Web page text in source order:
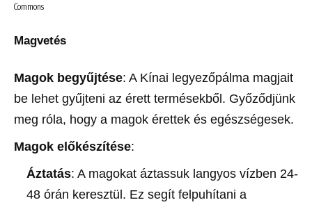
Commons
Magvetés
Magok begyűjtése: A Kínai legyezőpálma magjait
be lehet gyűjteni az érett termésekből. Győződjünk
meg róla, hogy a magok érettek és egészségesek.
Magok előkészítése:
Áztatás: A magokat áztassuk langyos vízben 24-
48 órán keresztül. Ez segít felpuhítani a